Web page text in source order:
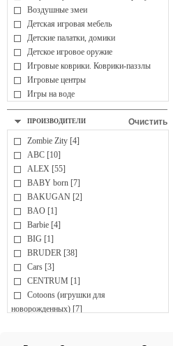
Воздушные змеи
Детская игровая мебель
Детские палатки, домики
Детское игровое оружие
Игровые коврики. Коврики-паззлы
Игровые центры
Игры на воде
Мыльные пузыри
Мячи
Аппликация, коллаж
Вышивка
Гипс, глина, гончарные изделия
Детские парты, доски для рисования,
мольберты
Лепка, пластилин
Наборы для творчества
Наклейки
Оригами
Раскраски, раскраски по номерам
Рисование
Украшения для девочек
ИГРОВЫЕ КОМПЛЕКСЫ
Очистить
ПРОИЗВОДИТЕЛИ
Zombie Zity [4]
ABC [10]
ALEX [55]
BABY born [7]
BAKUGAN [2]
BAO [1]
Barbie [4]
BIG [1]
BRUDER [38]
Cars [3]
CENTRUM [1]
Cotoons (игрушки для
новорожденных) [7]